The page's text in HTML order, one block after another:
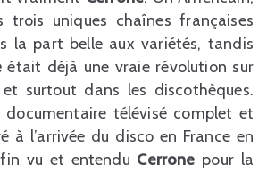
trois uniques chaînes françaises
la part belle aux variétés, tandis
était déjà une vraie révolution sur
surtout dans les discothèques.
documentaire télévisé complet et
à l’arrivée du disco en France en
vu et entendu Cerrone pour la